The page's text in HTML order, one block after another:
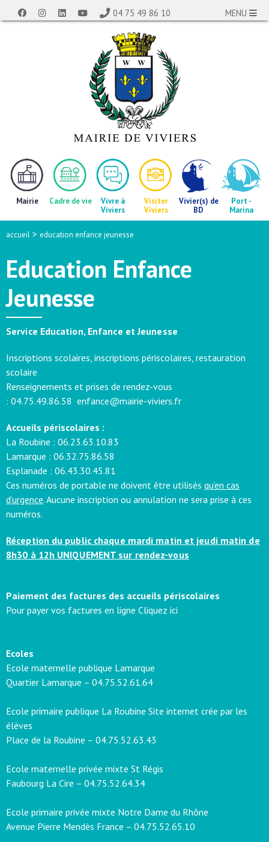
04 75 49 86 10 MENU
Mairie Cadre de vie
Vivre à
Viviers
Visiter
Viviers
Vivier(s) de
BD
Port -
Marina
accueil > education enfance jeunesse
Education Enfance
Jeunesse
Service Education, Enfance et Jeunesse
Inscriptions scolaires, inscriptions périscolaires, restauration
scolaire
Renseignements et prises de rendez-vous
: 04.75.49.86.58 enfance@mairie-viviers.fr
Accueils périscolaires :
La Roubine : 06.23.63.10.83
Lamarque : 06.32.75.86.58
Esplanade : 06.43.30.45.81
Ces numéros de portable ne doivent être utilisés qu’en cas
d’urgence. Aucune inscription ou annulation ne sera prise à ces
numéros.
Réception du public chaque mardi matin et jeudi matin de
8h30 à 12h UNIQUEMENT sur rendez-vous
Paiement des factures des accueils périscolaires
Pour payer vos factures en ligne Cliquez ici
Ecoles
Ecole maternelle publique Lamarque
Quartier Lamarque – 04.75.52.61.64
Ecole primaire publique La Roubine Site internet crée par les
élèves
Place de la Roubine – 04.75.52.63.43
Ecole maternelle privée mixte St Régis
Faubourg La Cire – 04.75.52.64.34
Ecole primaire privée mixte Notre Dame du Rhône
Avenue Pierre Mendès France – 04.75.52.65.10